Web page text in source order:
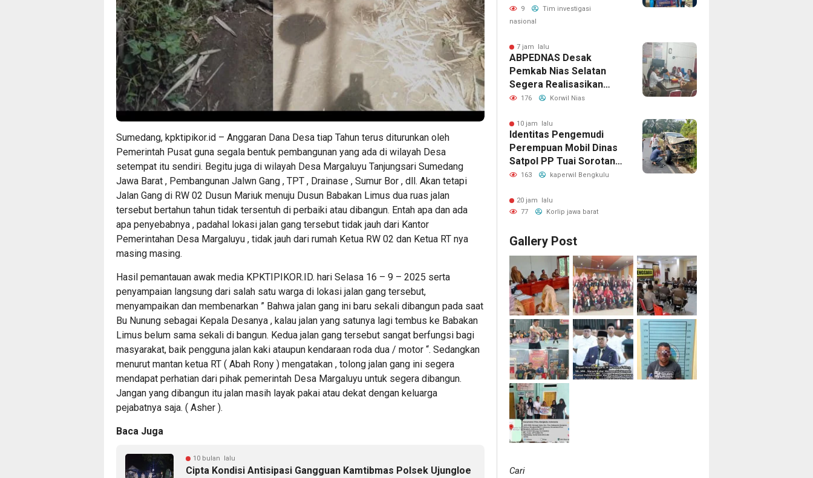
Sumedang, kpktipikor.id – Anggaran Dana Desa tiap Tahun terus diturunkan oleh
Pemerintah Pusat guna segala bentuk pembangunan yang ada di wilayah Desa
setempat itu sendiri. Begitu juga di wilayah Desa Margaluyu Tanjungsari Sumedang
Jawa Barat , Pembangunan Jalwn Gang , TPT , Drainase , Sumur Bor , dll. Akan tetapi
Jalan Gang di RW 02 Dusun Mariuk menuju Dusun Babakan Limus dua ruas jalan
tersebut bertahun tahun tidak tersentuh di perbaiki atau dibangun. Entah apa dan ada
apa penyebabnya , padahal lokasi jalan gang tersebut tidak jauh dari Kantor
Pemerintahan Desa Margaluyu , tidak jauh dari rumah Ketua RW 02 dan Ketua RT nya
masing masing.
Hasil pemantauan awak media KPKTIPIKOR.ID. hari Selasa 16 – 9 – 2025 serta
penyampaian langsung dari salah satu warga di lokasi jalan gang tersebut,
menyampaikan dan membenarkan ” Bahwa jalan gang ini baru sekali dibangun pada saat
Bu Nunung sebagai Kepala Desanya , kalau jalan yang satunya lagi tembus ke Babakan
Limus belum sama sekali di bangun. Kedua jalan gang tersebut sangat berfungsi bagi
masyarakat, baik pengguna jalan kaki ataupun kendaraan roda dua / motor “. Sedangkan
menurut mantan ketua RT ( Abah Rony ) mengatakan , tolong jalan gang ini segera
mendapat perhatian dari pihak pemerintah Desa Margaluyu untuk segera dibangun.
Jangan yang dibangun itu jalan masih layak pakai atau dekat dengan keluarga
pejabatnya saja. ( Asher ).
Baca Juga
10 bulan lalu
Cipta Kondisi Antisipasi Gangguan Kamtibmas Polsek Ujungloe
Donor Darah
9
Tim investigasi
nasional
7 jam lalu
ABPEDNAS Desak
Pemkab Nias Selatan
Segera Realisasikan
Perpanjangan Masa
Kepastian Hukum hingga
Kesejahteraan Anggota
176 Korwil Nias
10 jam lalu
Identitas Pengemudi
Perempuan Mobil Dinas
Satpol PP Tuai Sorotan,
Publik Pertanyakan Izin
163 kaperwil Bengkulu
20 jam lalu
77
Korlip jawa barat
Gallery Post
Cari